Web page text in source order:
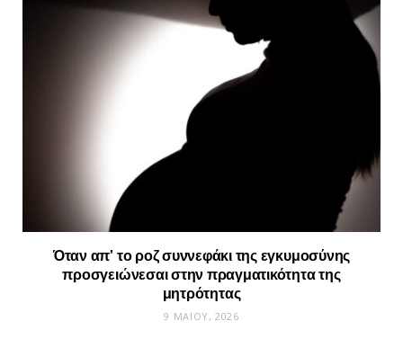
Όταν απ’ το ροζ συννεφάκι της εγκυμοσύνης
προσγειώνεσαι στην πραγματικότητα της
μητρότητας
9 ΜΑΪ́ΟΥ, 2026